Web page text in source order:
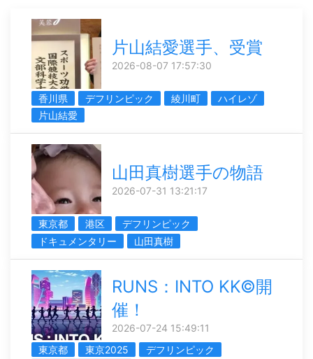
片山結愛選手、受賞
2026-08-07 17:57:30
香川県 デフリンピック 綾川町
ハイレゾ
片山結愛
山田真樹選手の物語
2026-07-31 13:21:17
東京都 港区
デフリンピック
ドキュメンタリー
山田真樹
RUNS：INTO KK©開
催！
2026-07-24 15:49:11
東京都
東京2025
デフリンピック